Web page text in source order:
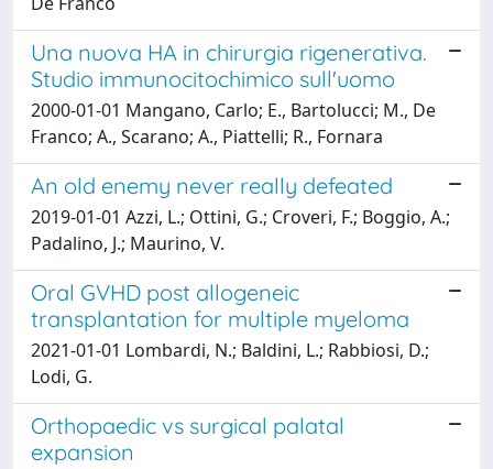
Una nuova HA in chirurgia rigenerativa.
Studio immunocitochimico sull'uomo
2000-01-01 Mangano, Carlo; E., Bartolucci; M., De
Franco; A., Scarano; A., Piattelli; R., Fornara
An old enemy never really defeated
2019-01-01 Azzi, L.; Ottini, G.; Croveri, F.; Boggio, A.;
Padalino, J.; Maurino, V.
Oral GVHD post allogeneic
transplantation for multiple myeloma
2021-01-01 Lombardi, N.; Baldini, L.; Rabbiosi, D.;
Lodi, G.
Orthopaedic vs surgical palatal
expansion